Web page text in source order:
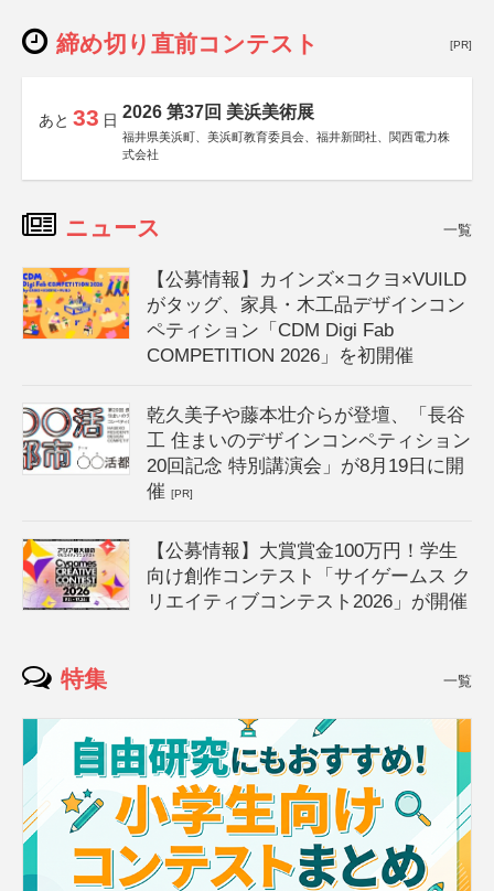
締め切り直前コンテスト [PR]
あと 33 日 2026 第37回 美浜美術展
福井県美浜町、美浜町教育委員会、福井新聞社、関西電力株
式会社
ニュース 一覧
【公募情報】カインズ×コクヨ×VUILD
がタッグ、家具・木工品デザインコン
ペティション「CDM Digi Fab
COMPETITION 2026」を初開催
乾久美子や藤本壮介らが登壇、「長谷
工 住まいのデザインコンペティション
20回記念 特別講演会」が8月19日に開
催[PR]
【公募情報】大賞賞金100万円！学生
向け創作コンテスト「サイゲームス ク
リエイティブコンテスト2026」が開催
特集 一覧